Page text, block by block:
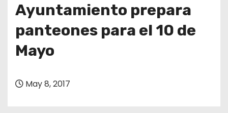
Ayuntamiento prepara
panteones para el 10 de
Mayo
May 8, 2017